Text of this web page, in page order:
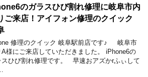
のガラスひび割れ修理に岐阜市内
ご来店！アイフォン修理のクイック
修理のクイック 岐阜駅前店です♪ 岐阜市
A様にご来店していただきました。 iPhone6の
スひび割れ修理です。 早速おアズかrふぃして